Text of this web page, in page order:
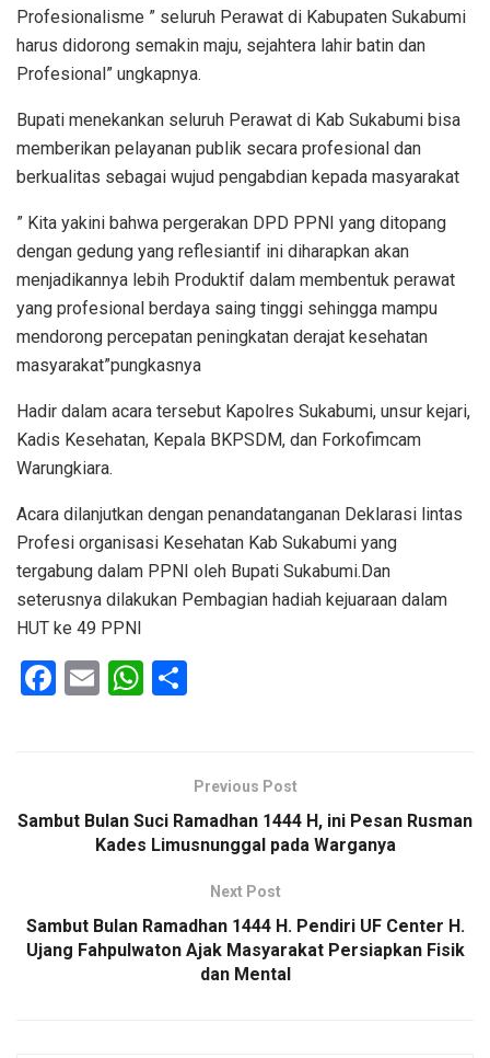
Profesionalisme ” seluruh Perawat di Kabupaten Sukabumi
harus didorong semakin maju, sejahtera lahir batin dan
Profesional” ungkapnya.
Bupati menekankan seluruh Perawat di Kab Sukabumi bisa
memberikan pelayanan publik secara profesional dan
berkualitas sebagai wujud pengabdian kepada masyarakat
” Kita yakini bahwa pergerakan DPD PPNI yang ditopang
dengan gedung yang reflesiantif ini diharapkan akan
menjadikannya lebih Produktif dalam membentuk perawat
yang profesional berdaya saing tinggi sehingga mampu
mendorong percepatan peningkatan derajat kesehatan
masyarakat”pungkasnya
Hadir dalam acara tersebut Kapolres Sukabumi, unsur kejari,
Kadis Kesehatan, Kepala BKPSDM, dan Forkofimcam
Warungkiara.
Acara dilanjutkan dengan penandatanganan Deklarasi lintas
Profesi organisasi Kesehatan Kab Sukabumi yang
tergabung dalam PPNI oleh Bupati Sukabumi.Dan
seterusnya dilakukan Pembagian hadiah kejuaraan dalam
HUT ke 49 PPNI
F
o
E
W
A
p
ePrevious Post
Sambut Bulan Suci Ramadhan 1444 H, ini Pesan Rusman
Kades Limusnunggal pada Warganya
Next Post
Sambut Bulan Ramadhan 1444 H. Pendiri UF Center H.
Ujang Fahpulwaton Ajak Masyarakat Persiapkan Fisik
dan Mental